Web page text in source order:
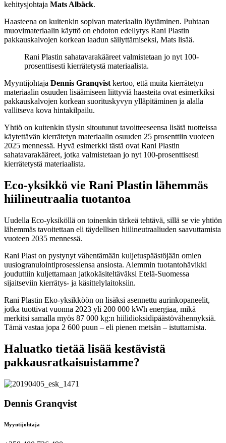
kehitysjohtaja Mats Albäck.
Haasteena on kuitenkin sopivan materiaalin löytäminen. Puhtaan
muovimateriaalin käyttö on ehdoton edellytys Rani Plastin
pakkauskalvojen korkean laadun säilyttämiseksi, Mats lisää.
Rani Plastin sahatavarakääreet valmistetaan jo nyt 100-
prosenttisesti kierrätetystä materiaalista.
Myyntijohtaja Dennis Granqvist kertoo, että muita kierrätetyn
materiaalin osuuden lisäämiseen liittyviä haasteita ovat esimerkiksi
pakkauskalvojen korkean suorituskyvyn ylläpitäminen ja alalla
vallitseva kova hintakilpailu.
Yhtiö on kuitenkin täysin sitoutunut tavoitteeseensa lisätä tuotteissa
käytettävän kierrätetyn materiaalin osuuden 25 prosenttiin vuoteen
2025 mennessä. Hyvä esimerkki tästä ovat Rani Plastin
sahatavarakääreet, jotka valmistetaan jo nyt 100-prosenttisesti
kierrätetystä materiaalista.
Eco-yksikkö vie Rani Plastin lähemmäs
hiilineutraalia tuotantoa
Uudella Eco-yksiköllä on toinenkin tärkeä tehtävä, sillä se vie yhtiön
lähemmäs tavoitettaan eli täydellisen hiilineutraaliuden saavuttamista
vuoteen 2035 mennessä.
Rani Plast on pystynyt vähentämään kuljetuspäästöjään omien
uusiogranulointiprosessiensa ansiosta. Aiemmin tuotantohävikki
jouduttiin kuljettamaan jatkokäsiteltäväksi Etelä-Suomessa
sijaitseviin kierrätys- ja käsittelylaitoksiin.
Rani Plastin Eko-yksikköön on lisäksi asennettu aurinkopaneelit,
jotka tuottivat vuonna 2023 yli 200 000 kWh energiaa, mikä
merkitsi samalla myös 87 000 kg:n hiilidioksidipäästövähennyksiä.
Tämä vastaa jopa 2 600 puun – eli pienen metsän – istuttamista.
Haluatko tietää lisää kestävistä
pakkausratkaisuistamme?
Dennis Granqvist
Myyntijohtaja